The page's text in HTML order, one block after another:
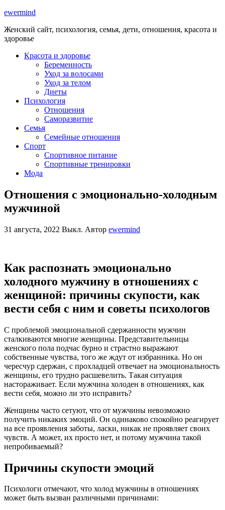
ewermind
Женский сайт, психология, семья, дети, отношения, красота и
здоровье
Красота и здоровье
Беременность
Уход за волосами
Уход за телом
Диеты
Психология
Отношения
Саморазвитие
Семья
Семейные отношения
Спорт
Спортивное питание
Спортивные тренировки
Мода
Отношения с эмоционально-холодным
мужчиной
31 августа, 2022 Выкл. Автор ewermind
Как распознать эмоционально
холодного мужчину в отношениях с
женщиной: причины скупости, как
вести себя с ним и советы психологов
С проблемой эмоциональной сдержанности мужчин
сталкиваются многие женщины. Представительницы
женского пола подчас бурно и страстно выражают
собственные чувства, того же ждут от избранника. Но он
чересчур сдержан, с прохладцей отвечает на эмоциональность
женщины, его трудно расшевелить. Такая ситуация
настораживает. Если мужчина холоден в отношениях, как
вести себя, можно ли это исправить?
Женщины часто сетуют, что от мужчины невозможно
получить никаких эмоций. Он одинаково спокойно реагирует
на все проявления заботы, ласки, никак не проявляет своих
чувств. А может, их просто нет, и потому мужчина такой
непробиваемый?
Причины скупости эмоций
Психологи отмечают, что холод мужчины в отношениях
может быть вызван различными причинами: